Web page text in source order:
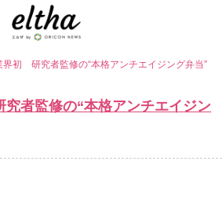
界初 研究者監修の“本格アンチエイジング弁当”
者監修の“本格アンチエイジン